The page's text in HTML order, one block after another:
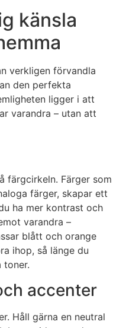
känsla
verkligen förvandla
den perfekta
ligger i att
varandra – utan att
färgcirkeln. Färger som
färger, skapar ett
ha mer kontrast och
varandra –
blått och orange
ihop, så länge du
toner.
accenter
Håll gärna en neutral